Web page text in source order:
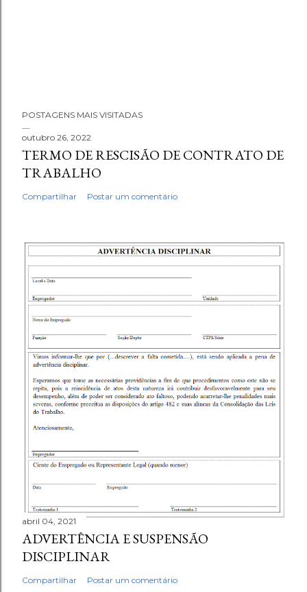
POSTAGENS MAIS VISITADAS
outubro 26, 2022
TERMO DE RESCISÃO DE CONTRATO DE
TRABALHO
Compartilhar Postar um comentário
abril 04, 2021
ADVERTÊNCIA E SUSPENSÃO
DISCIPLINAR
Compartilhar Postar um comentário